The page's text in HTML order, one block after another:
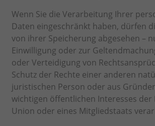
Wenn Sie die Verarbeitung Ihrer
Daten eingeschränkt haben, dürfen
von ihrer Speicherung abgesehen –
Einwilligung oder zur
oder Verteidigung von
Schutz der Rechte einer anderen
juristischen Person oder aus
wichtigen öffentlichen Interesses der
Union oder eines Mitgliedstaats